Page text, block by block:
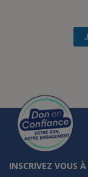
INSCRIVEZ VOUS